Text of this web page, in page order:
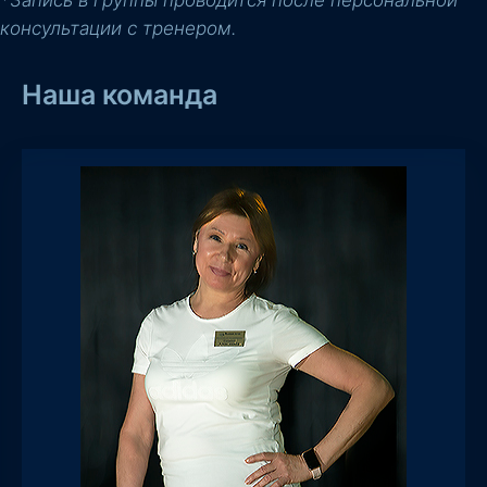
консультации с тренером.
Наша команда